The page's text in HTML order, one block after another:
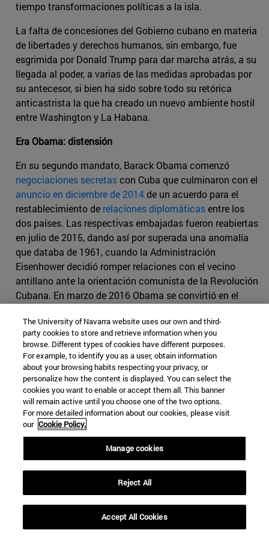
tiempo transformaciones políticas a la isla.
La falta de concesiones del Gobierno cubano en materia
de libertades y derechos humanos, sin embargo, fue
esgrimida por Donald Trump para dar marcha atrás, a su
llegada al poder, a varias de las medidas aprobadas por
su antecesor, si bien ha sido sobre todo su retórica
anticastrista la que ha creado un nuevo ambiente hostil
entre Washington y La Habana.
Era Obama: distensión
En su segundo mandato, Barack Obama comenzó
negociaciones secretascon Cuba que culminaron con el
anuncio en diciembre de 2014de un acuerdo para el
restablecimiento de relaciones diplomáticasentre los
dos países. Las respectivas embajadas fueron reabiertas
en julio de 2015, dando así por superada una anomalía
que databa de 1961, cuando la Administración
Eisenhower decidió romper relaciones con el vecino
antillano ante la orientación comunista de la Revolución
Cubana. En marzo de 2016 Obama se convirtió en el
años.
Más allá de la esfera diplomática, Obama procuró
también una apertura económica hacia la isla. Dado que
levantar el embargo establecido por EEUU desde hace
décadas requería la aprobación del Congreso, donde se
enfrentaba a la mayoría republicana, Obama introdujo
ciertas medidas liberalizadoras mediante decretos
presidenciales. Así, rebajó las restricciones de viaje
(apenas cambió la letra de la ley, pero sí relajó su
práctica) y autorizó elevar el volumen de compras que
los estadounidenses podían hacer en Cuba.
Para Obama, el embargo económico era una política
fallida, pues no había logrado su propósito de acabar
con la dictadura cubana y, por consiguiente, había
The University of Navarra website uses our own and third-
party cookies to store and retrieve information when you
browse. Different types of cookies have different purposes.
For example, to identify you as a user, obtain information
about your browsing habits respecting your privacy, or
personalize how the content is displayed. You can select the
cookies you want to enable or accept them all. This banner
will remain active until you choose one of the two options.
For more detailed information about our cookies, please visit
our Cookie Policy.
Manage cookies
Reject All
Accept All Cookies